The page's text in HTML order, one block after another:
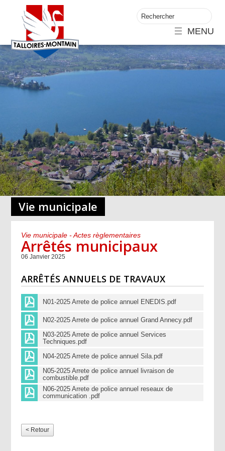
MENU
Vie municipale
Vie municipale - Actes règlementaires
Arrêtés municipaux
06 Janvier 2025
ARRÊTÉS ANNUELS DE TRAVAUX
N01-2025 Arrete de police annuel ENEDIS.pdf
N02-2025 Arrete de police annuel Grand Annecy.pdf
N03-2025 Arrete de police annuel Services
Techniques.pdf
N04-2025 Arrete de police annuel Sila.pdf
N05-2025 Arrete de police annuel livraison de
combustible.pdf
N06-2025 Arrete de police annuel reseaux de
communication .pdf
< Retour